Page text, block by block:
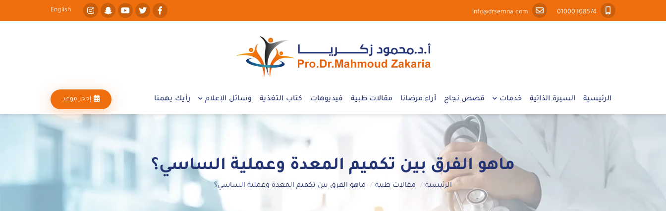
English
الرئيسية السيرة الذاتية خدمات قصص نجاح آراء مرضانا مقالات طبية فيديوهات كتاب التغذية وسائل الإعلام رأيك يهمنا إحجز موعد
ماهو الفرق بين تكميم المعدة وعملية الساسي؟
الرئيسية مقالات طبية ماهو الفرق بين تكميم المعدة وعملية الساسي؟